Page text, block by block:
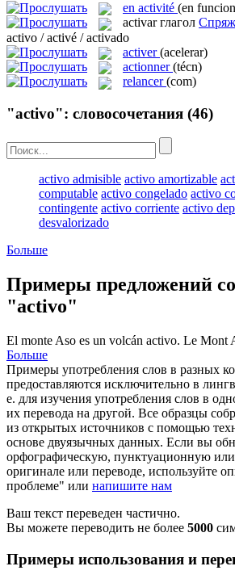
en activité (en
activar глагол
activo / activé / activado
activer (acelerar)
actionner (técn)
relancer (com)
"activo": словосочетания (46)
activo admisible activo amortizable
computable activo congelado activo
contingente activo corriente activo
desvalorizado
Больше
Примеры предложений
"activo"
El monte Aso es un volcán activo. Le Mont
Больше
Примеры употребления слов в разных
предоставляются исключительно в
е. для изучения употребления слов в
их перевода на другой. Все образцы
из открытых источников с помощью
основе двуязычных данных. Если вы
орфографическую, пунктуационную
оригинале или переводе, используйте
проблеме" или напишите нам
Ваш текст переведен частично.
Вы можете переводить не более 5000
Примеры использования и